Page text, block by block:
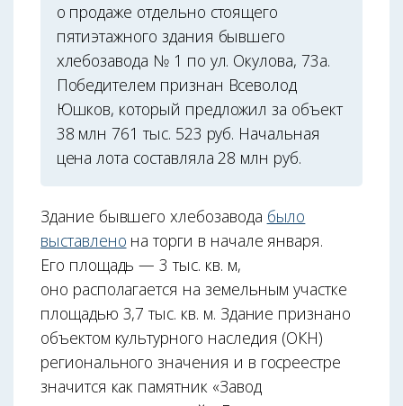
о продаже отдельно стоящего
пятиэтажного здания бывшего
хлебозавода № 1 по ул. Окулова, 73а.
Победителем признан Всеволод
Юшков, который предложил за объект
38 млн 761 тыс. 523 руб. Начальная
цена лота составляла 28 млн руб.
Здание бывшего хлебозавода было
выставлено на торги в начале января.
Его площадь — 3 тыс. кв. м,
оно располагается на земельным участке
площадью 3,7 тыс. кв. м. Здание признано
объектом культурного наследия (ОКН)
регионального значения и в госреестре
значится как памятник «Завод